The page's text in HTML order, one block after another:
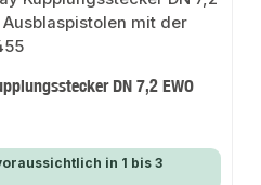
DN 7,2 EWO
in 1 bis 3